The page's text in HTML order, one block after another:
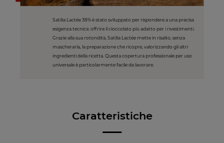
Satilia Lactée 38% è stato sviluppato per rispondere a una precisa
esigenza tecnica: offrire il cioccolato più adatto per i rivestimenti.
Grazie alla sua rotondità, Satilia Lactée mette in risalto, senza
mascherarla, la preparazione che ricopre, valorizzando gli altri
ingredienti della ricetta. Questa copertura professionale per uso
universale è particolarmente facile da lavorare.
Caratteristiche